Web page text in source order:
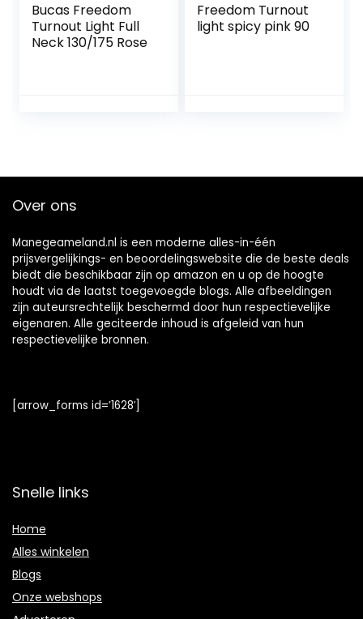
Bucas Freedom
Turnout Light Full
Neck 130/175 Rose
Freedom Turnout
light spicy pink 90
Over ons
Manegeameland.nl is een moderne alles-in-één
prijsvergelijkings- en beoordelingswebsite die de beste deals
biedt die beschikbaar zijn op amazon en u op de hoogte
houdt via de laatst toegevoegde blogs. Alle afbeeldingen
zijn auteursrechtelijk beschermd door hun respectievelijke
eigenaren. Alle geciteerde inhoud is afgeleid van hun
respectievelijke bronnen.
[arrow_forms id=’1628′]
Snelle links
Home
Alles winkelen
Blogs
Onze webshops